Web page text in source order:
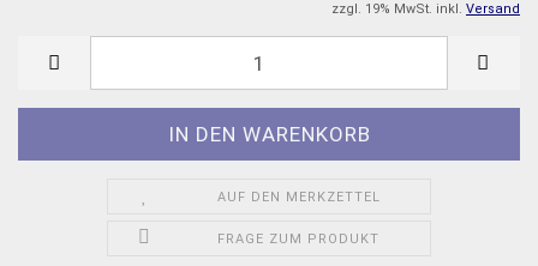
zzgl. 19% MwSt. inkl. Versand
AUF DEN MERKZETTEL
FRAGE ZUM PRODUKT